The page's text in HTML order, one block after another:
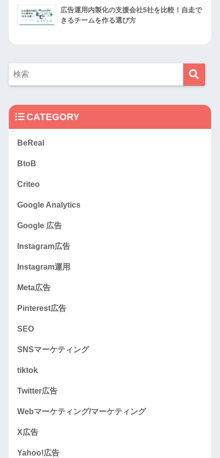
広告運用内製化の支援会社5社を比較！自走で
きるチームを作る選び方
CATEGORY
BeReal
BtoB
Criteo
Google Analytics
Google 広告
Instagram広告
Instagram運用
Meta広告
Pinterest広告
SEO
SNSマーケティング
tiktok
Twitter広告
Webマーケティング/マーケティング
X広告
Yahoo!広告